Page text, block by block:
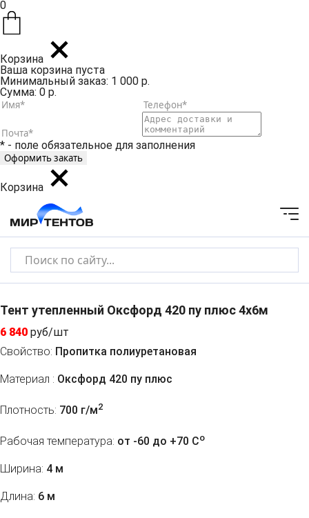
0
Корзина
Ваша корзина пуста
Минимальный заказ: 1 000 р.
Сумма: 0 р.
* - поле обязательное для заполнения
Корзина
Тент утепленный Оксфорд 420 пу плюс 4х6м
6 840 руб/шт
Свойство: Пропитка полиуретановая
Материал : Оксфорд 420 пу плюс
Плотность: 700 г/м2
Рабочая температура: от -60 до +70 Co
Ширина: 4 м
Длина: 6 м